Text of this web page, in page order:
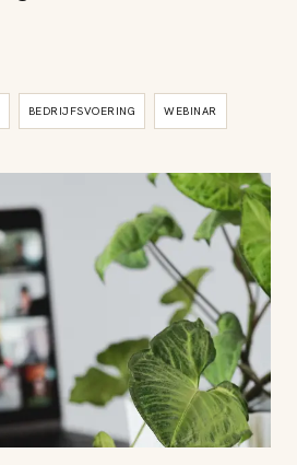
BEDRIJFSVOERING WEBINAR